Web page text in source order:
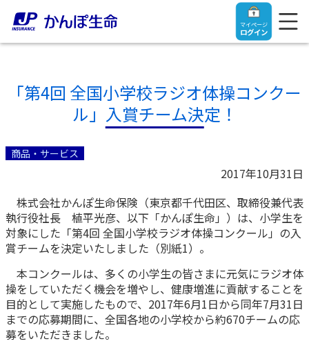
マイページ
ログイン
ご契約者さま
ご契約者さま
マイページログイン
入院保険金・手術保険金のご請求
保険をご検討中のお客さま
保険をご検討中のお客さま
終身保険
法人のお客さま
【まずはご相談ください】企業経営でお悩みの方はこ
ちら
お役立ち情報
かんぽ生命について
「第4回 全国小学校ラジオ体操コンクー
ル」入賞チーム決定！
商品・サービス
2017年10月31日
株式会社かんぽ生命保険（東京都千代田区、取締役兼代表
執行役社長 植平光彦、以下「かんぽ生命」）は、小学生を
対象にした「第4回 全国小学校ラジオ体操コンクール」の入
賞チームを決定いたしました（別紙1）。
本コンクールは、多くの小学生の皆さまに元気にラジオ体
操をしていただく機会を増やし、健康増進に貢献することを
目的として実施したもので、2017年6月1日から同年7月31日
までの応募期間に、全国各地の小学校から約670チームの応
募をいただきました。